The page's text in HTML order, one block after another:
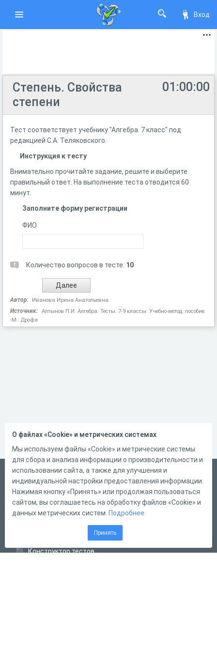
Вход
01:00:00
Степень. Свойства
степени
Тест соответствует учебнику "Алгебра. 7 класс" под
редакцией С.А. Теляковского.
Инструкция к тесту
Внимательно прочитайте задание, решите и выберите
правильный ответ. На выполнение теста отводится 60
минут.
Заполните форму регистрации
ФИО
Количество вопросов в тесте: 10
Автор: Иванова Ирина Анатольевна
Источник:
Алтынов П.И. Алгебра. Тесты. 7-9 классы: Учебно-метод. пособие.
-М.: Дрофа
Русский
Справка
Форма обратной связи
Конструктор тестов
О файлах «Cookie» и метрических системах
Мы используем файлы «Cookie» и метрические системы
для сбора и анализа информации о производительности и
использовании сайта, а также для улучшения и
индивидуальной настройки предоставления информации.
Нажимая кнопку «Принять» или продолжая пользоваться
сайтом, вы соглашаетесь на обработку файлов «Cookie» и
данных метрических систем. Подробнее
Принять